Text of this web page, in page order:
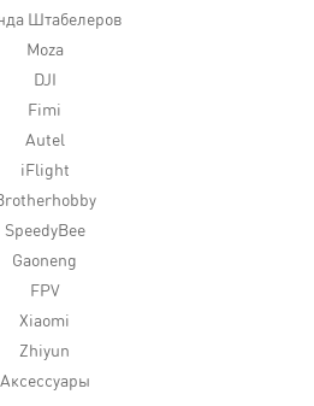
Штабелеров
Moza
DJI
Fimi
Autel
iFlight
SpeedyBee
Gaoneng
FPV
Xiaomi
Zhiyun
Аксессуары